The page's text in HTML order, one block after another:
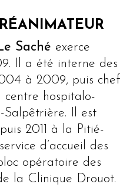
Saché exerce
Il a été interne des
à 2009, puis chef
centre hospitalo-
Il est
2011 à la Pitié-
d’accueil des
opératoire des
la Clinique Drouot.